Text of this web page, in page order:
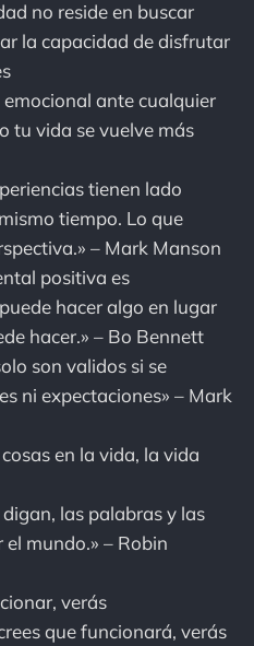
no reside en buscar
la capacidad de disfrutar
ante cualquier
tu vida se vuelve más
tienen lado
tiempo. Lo que
– Mark Manson
positiva es
hacer algo en lugar
hacer.» – Bo Bennett
son validos si se
ni expectaciones» – Mark
en la vida, la vida
las palabras y las
mundo.» – Robin
verás
que funcionará, verás